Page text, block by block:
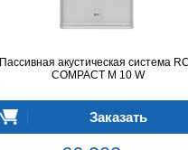
Пассивная акустическая система
COMPACT M 10 W
Заказать